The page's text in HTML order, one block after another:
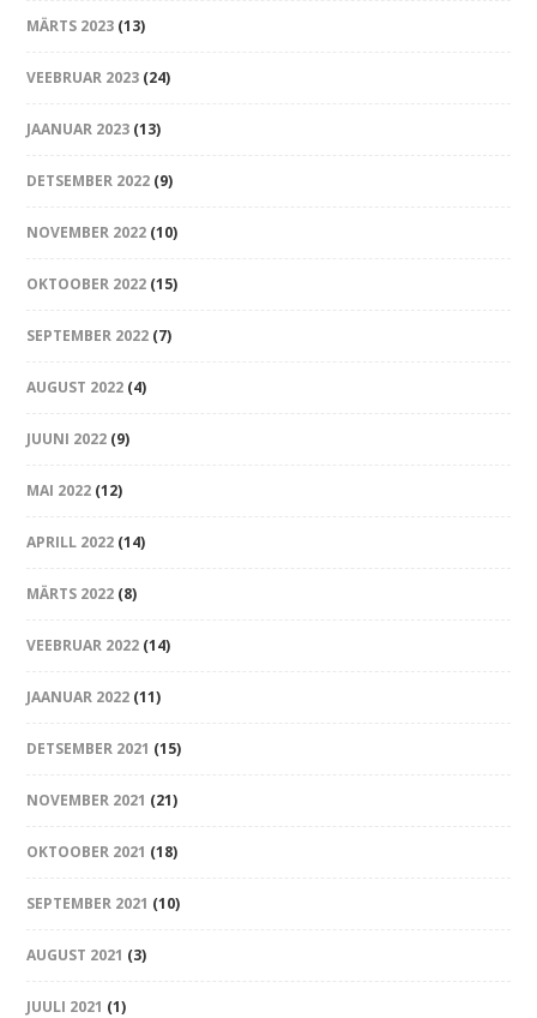
MÄRTS 2023 (13)
VEEBRUAR 2023 (24)
JAANUAR 2023 (13)
DETSEMBER 2022 (9)
NOVEMBER 2022 (10)
OKTOOBER 2022 (15)
SEPTEMBER 2022 (7)
AUGUST 2022 (4)
JUUNI 2022 (9)
MAI 2022 (12)
APRILL 2022 (14)
MÄRTS 2022 (8)
VEEBRUAR 2022 (14)
JAANUAR 2022 (11)
DETSEMBER 2021 (15)
NOVEMBER 2021 (21)
OKTOOBER 2021 (18)
SEPTEMBER 2021 (10)
AUGUST 2021 (3)
JUULI 2021 (1)